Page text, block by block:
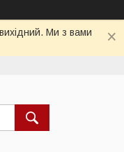
Ми з вами